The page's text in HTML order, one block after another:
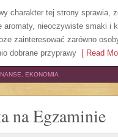
charakter tej strony
aromaty, nieoczywiste smaki i
zainteresować zarówno
dobrane przyprawy [ Read
EKONOMIA
na Egzaminie